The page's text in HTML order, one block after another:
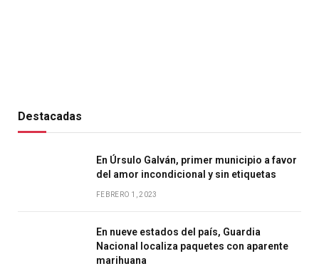
Destacadas
En Úrsulo Galván, primer municipio a favor
del amor incondicional y sin etiquetas
FEBRERO 1, 2023
En nueve estados del país, Guardia
Nacional localiza paquetes con aparente
marihuana